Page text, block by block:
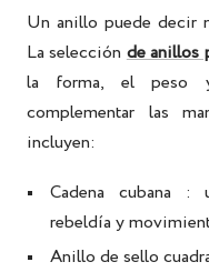
Un anillo puede decir
La selección de anillos
la forma, el peso y
complementar las
incluyen:
Cadena cubana
:
rebeldía y
Anillo de sello